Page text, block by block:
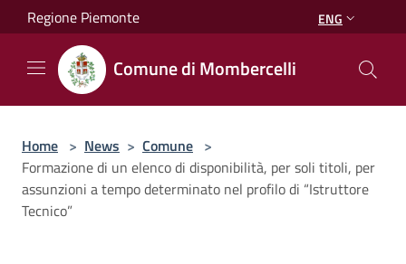
Salta al contenuto principale
Regione Piemonte ENG
Comune di Mombercelli
Home > News > Comune >
Formazione di un elenco di disponibilità, per soli titoli, per
assunzioni a tempo determinato nel profilo di “Istruttore
Tecnico”